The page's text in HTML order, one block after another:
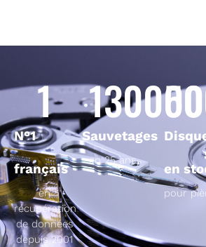
N°1
français
1
en
récupération
de données
depuis 2001
Sauvetages
130000
en 25 ans
en
pour